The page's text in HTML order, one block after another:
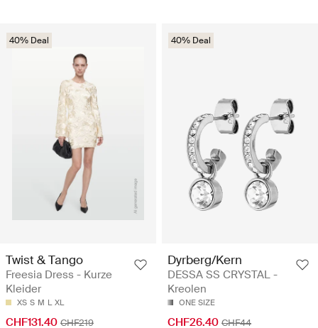
40% Deal
Twist & Tango
Freesia Dress - Kurze
Kleider
XS S M L XL
CHF131.40 CHF219
40% Deal
Dyrberg/Kern
DESSA SS CRYSTAL -
Kreolen
ONE SIZE
CHF26.40 CHF44